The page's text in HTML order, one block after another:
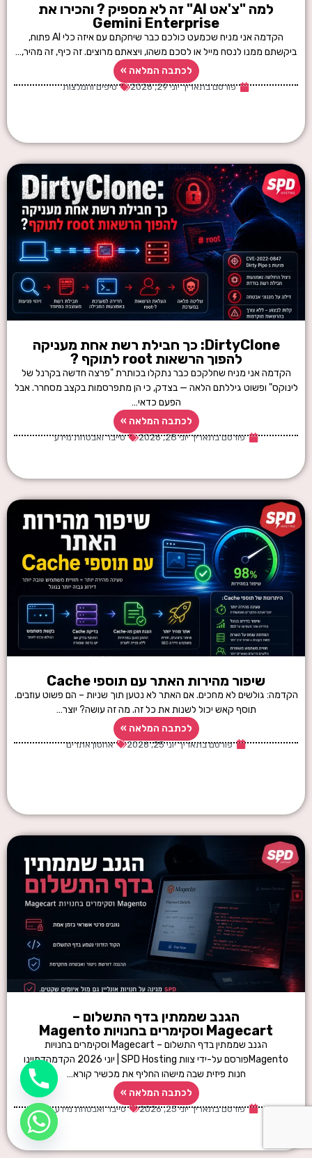
למה "צ'אט AI" זה לא מספיק ? והכירו את
Gemini Enterprise
הקדמה אני מניח שכמעט כולכם כבר שיחקתם עם איזה כלי AI פתוח,
ביקשתם ממנו לנסח מייל או לסכם משהו, ויצאתם מרוצים. זה כיף, זה מהיר,…
לכתבה המלאה »
פורסם בתאריך יוני 29, 2026 טיפים והמלצות
DirtyClone: כך חבילת רשת אחת מעניקה
להפוך הרשאות root לתוקף ?
הקדמה אני מניח שחלקכם כבר נתקלו בכותרת "פרצה חדשה בקרנל של
לינוקס" ופשוט גיללתם הלאה — בצדק, כי הן מתפרסמות בקצב מסחרר. אבל
הפעם כדאי…
לכתבה המלאה »
פורסם בתאריך יוני 28, 2026 סייבר ואבטחת מידע
שיפור מהירות האתר עם תוספי Cache
הקדמה: גולשים לא מחכים. אם האתר לא נטען תוך שניות – הם פשוט עוזבים.
תוסף קאש יכול לשנות את כל זה. מה זה עושה? יוצר…
לכתבה המלאה »
פורסם בתאריך יוני 25, 2026 אחסון אתרים
הגנב שממתין בדף התשלום –
Magecart וסקימרים בחנויות Magento
הגנב שממתין בדף התשלום – Magecart וסקימרים בחנויות
Magentoפורסם על-ידי צוות SPD Hosting | יוני 2026 הקדמהדמיינו
חנות פיזית שבה מישהו החליף את מכשיר קורא…
לכתבה המלאה »
פורסם בתאריך יוני 25, 2026 סייבר ואבטחת מידע